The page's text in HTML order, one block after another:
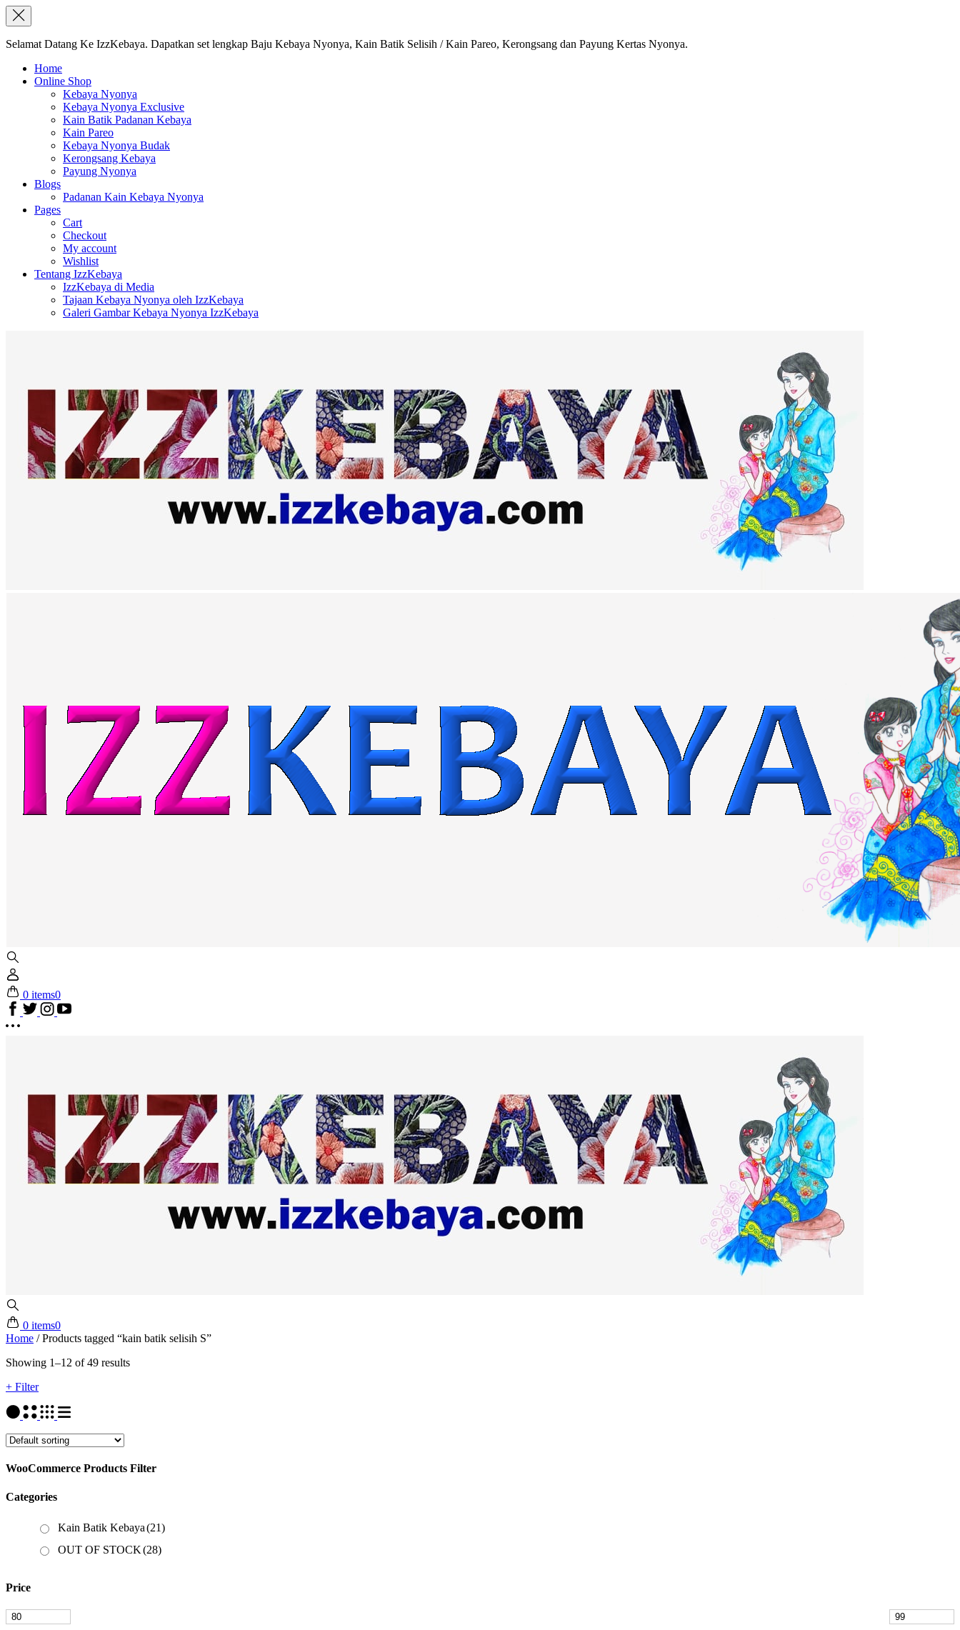
Selamat Datang Ke IzzKebaya. Dapatkan set lengkap Baju Kebaya Nyonya, Kain Batik Selisih / Kain Pareo, Kerongsang dan Payung Kertas Nyonya.
Home
Online Shop
Kebaya Nyonya
Kebaya Nyonya Exclusive
Kain Batik Padanan Kebaya
Kain Pareo
Kebaya Nyonya Budak
Kerongsang Kebaya
Payung Nyonya
Blogs
Padanan Kain Kebaya Nyonya
Pages
Cart
Checkout
My account
Wishlist
Tentang IzzKebaya
IzzKebaya di Media
Tajaan Kebaya Nyonya oleh IzzKebaya
Galeri Gambar Kebaya Nyonya IzzKebaya
0 items0
0 items0
Home /Products tagged “kain batik selisih S”
Showing 1–12 of 49 results
+ Filter
WooCommerce Products Filter
Categories
Kain Batik Kebaya(21)
OUT OF STOCK(28)
Price